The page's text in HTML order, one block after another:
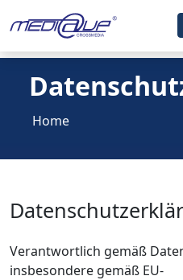
Home
Verantwortlich gemäß
insbesondere gemäß EU-